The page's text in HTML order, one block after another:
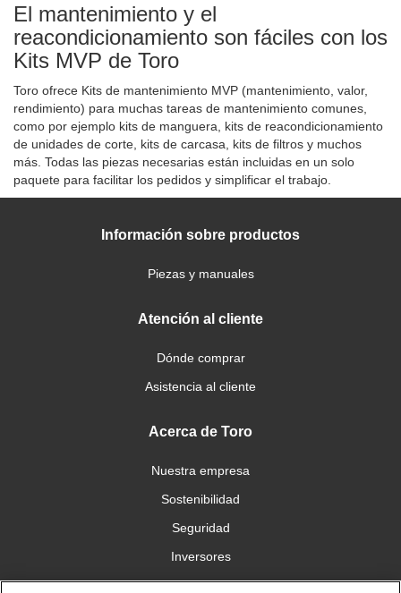
El mantenimiento y el
reacondicionamiento son fáciles con los
Kits MVP de Toro
Toro ofrece Kits de mantenimiento MVP (mantenimiento, valor,
rendimiento) para muchas tareas de mantenimiento comunes,
como por ejemplo kits de manguera, kits de reacondicionamiento
de unidades de corte, kits de carcasa, kits de filtros y muchos
más. Todas las piezas necesarias están incluidas en un solo
paquete para facilitar los pedidos y simplificar el trabajo.
Información sobre productos
Piezas y manuales
Atención al cliente
Dónde comprar
Asistencia al cliente
Acerca de Toro
Nuestra empresa
Sostenibilidad
Seguridad
Inversores
Trabajo